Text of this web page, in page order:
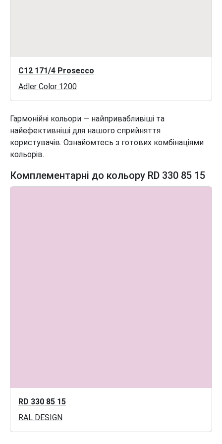
C12 171/4 Prosecco
Adler Color 1200
Гармонійні кольори — найпривабливіші та
найефективніші для нашого сприйняття
користувачів. Ознайомтесь з готових комбінаціями
кольорів.
Комплементарні до кольору RD 330 85 15
RD 330 85 15
RAL DESIGN